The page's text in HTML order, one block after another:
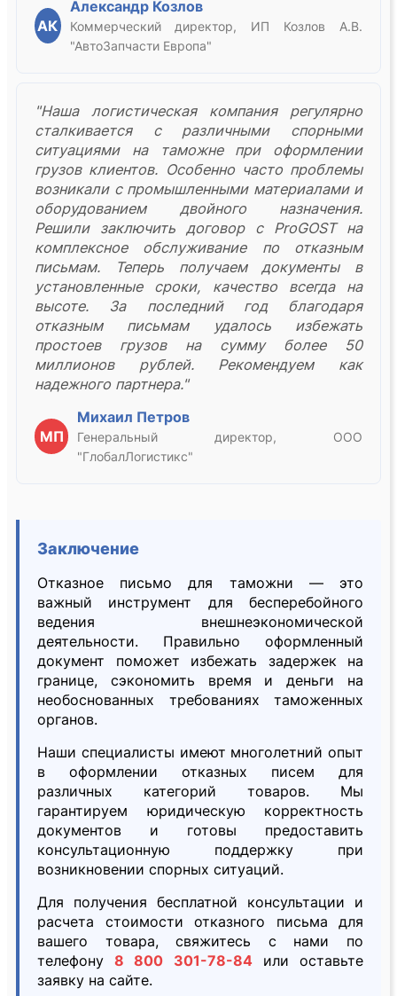
АК
Александр Козлов
Коммерческий директор, ИП Козлов А.В.
"АвтоЗапчасти Европа"
"Наша логистическая компания регулярно
сталкивается с различными спорными
ситуациями на таможне при оформлении
грузов клиентов. Особенно часто проблемы
возникали с промышленными материалами и
оборудованием двойного назначения.
Решили заключить договор с ProGOST на
комплексное обслуживание по отказным
письмам. Теперь получаем документы в
установленные сроки, качество всегда на
высоте. За последний год благодаря
отказным письмам удалось избежать
простоев грузов на сумму более 50
миллионов рублей. Рекомендуем как
надежного партнера."
МП
Михаил Петров
Генеральный директор, ООО
"ГлобалЛогистикс"
Заключение
Отказное письмо для таможни — это
важный инструмент для бесперебойного
ведения внешнеэкономической
деятельности. Правильно оформленный
документ поможет избежать задержек на
границе, сэкономить время и деньги на
необоснованных требованиях таможенных
органов.
Наши специалисты имеют многолетний опыт
в оформлении отказных писем для
различных категорий товаров. Мы
гарантируем юридическую корректность
документов и готовы предоставить
консультационную поддержку при
возникновении спорных ситуаций.
Для получения бесплатной консультации и
расчета стоимости отказного письма для
вашего товара, свяжитесь с нами по
телефону8 800 301-78-84или оставьте
заявку на сайте.